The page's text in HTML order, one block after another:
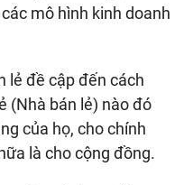
mô hình kinh doanh
lẻ đề cập đến cách
(Nhà bán lẻ) nào đó
của họ, cho chính
là cho cộng đồng.